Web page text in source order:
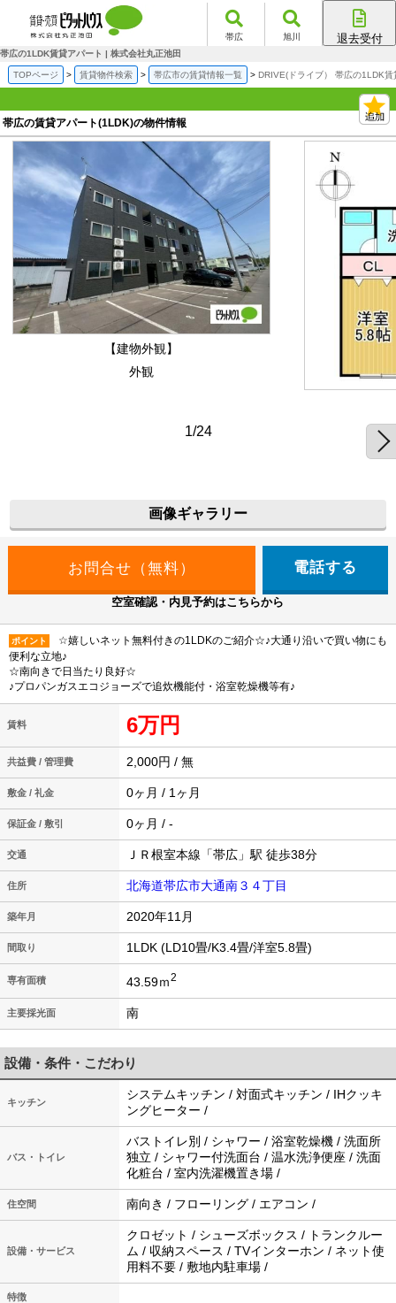
帯広 旭川 退去受付
帯広の1LDK賃貸アパート | 株式会社丸正池田
TOPページ 賃貸物件検索 帯広市の賃貸情報一覧 DRIVE(ドライブ） 帯広の1LDK賃
帯広の賃貸アパート(1LDK)の物件情報
【建物外観】
外観
1/24
画像ギャラリー
電話する
空室確認・内見予約はこちらから
ポイント
☆嬉しいネット無料付きの1LDKのご紹介☆♪大通り沿いで買い物にも
便利な立地♪
☆南向きで日当たり良好☆
♪プロパンガスエコジョーズで追炊機能付・浴室乾燥機等有♪
賃料 6万円
共益費 / 管理費 2,000円 / 無
敷金 / 礼金 0ヶ月 / 1ヶ月
保証金 / 敷引 0ヶ月 / -
交通 ＪＲ根室本線「帯広」駅 徒歩38分
住所 北海道帯広市大通南３４丁目
築年月 2020年11月
間取り 1LDK (LD10畳/K3.4畳/洋室5.8畳)
専有面積 43.59ｍ2
主要採光面 南
設備・条件・こだわり
キッチン
システムキッチン / 対面式キッチン / IHクッキ
ングヒーター /
バス・トイレ
バストイレ別 / シャワー / 浴室乾燥機 / 洗面所
独立 / シャワー付洗面台 / 温水洗浄便座 / 洗面
化粧台 / 室内洗濯機置き場 /
住空間 南向き / フローリング / エアコン /
設備・サービス
クロゼット / シューズボックス / トランクルー
ム / 収納スペース / TVインターホン / ネット使
用料不要 / 敷地内駐車場 /
特徴